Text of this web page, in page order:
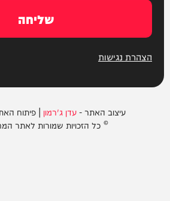
שליחה
הצהרת נגישות
עיצוב האתר -עדן ג'רמון | פיתוח
© כל הזכויות שמורות לאתר המחדש